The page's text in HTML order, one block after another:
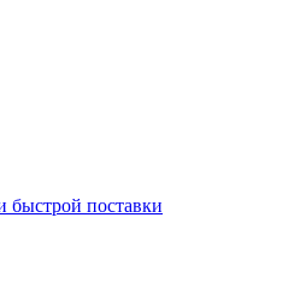
быстрой поставки